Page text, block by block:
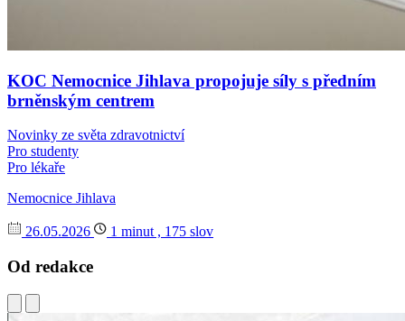
KOC Nemocnice Jihlava propojuje síly s předním
brněnským centrem
Novinky ze světa zdravotnictví
Pro studenty
Pro lékaře
Nemocnice Jihlava
26.05.2026 1 minut , 175 slov
Od redakce